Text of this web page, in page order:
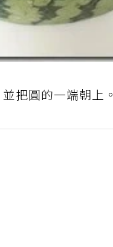
把圓的一端朝上。